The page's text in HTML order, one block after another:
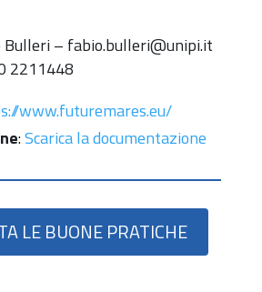
Bulleri – fabio.bulleri@unipi.it
2211448
www.futuremares.eu/
:Scarica la documentazione
LE BUONE PRATICHE